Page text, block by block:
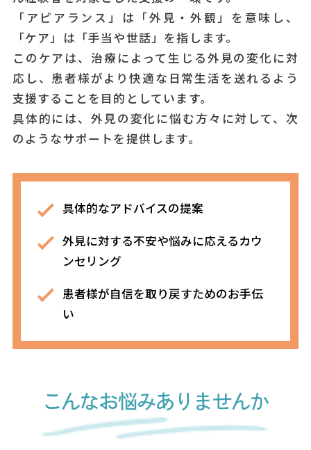
「アピアランス」は「外見・外観」を意味し、
「ケア」は「手当や世話」を指します。
このケアは、治療によって生じる外見の変化に対
応し、患者様がより快適な日常生活を送れるよう
支援することを目的としています。
具体的には、外見の変化に悩む方々に対して、次
のようなサポートを提供します。
具体的なアドバイスの提案
外見に対する不安や悩みに応えるカウ
ンセリング
患者様が自信を取り戻すためのお手伝
い
こんなお悩みありませんか